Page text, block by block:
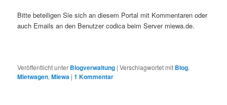
Bitte beteiligen Sie sich an diesem Portal mit Kommentaren oder
auch Emails an den Benutzer codica beim Server miewa.de.
Veröffentlicht unter Blogverwaltung |Verschlagwortet mit Blog,
Mietwagen,Miewa |1 Kommentar